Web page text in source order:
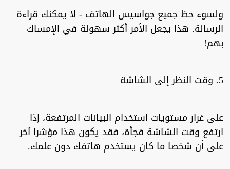
ولسوء حظ جميع جواسيس الهاتف - لا يمكنك قراءة
الرسالة. هذا يجعل الأمر أكثر سهولة في الإمساك
بهم!
5. وقت النظر إلى الشاشة
على غرار مستويات استخدام البيانات المرتفعة، إذا
ارتفع وقت الشاشة فجأة، فقد يكون هذا مؤشرا آخر
على أن شخصا ما كان يستخدم هاتفك دون علمك.